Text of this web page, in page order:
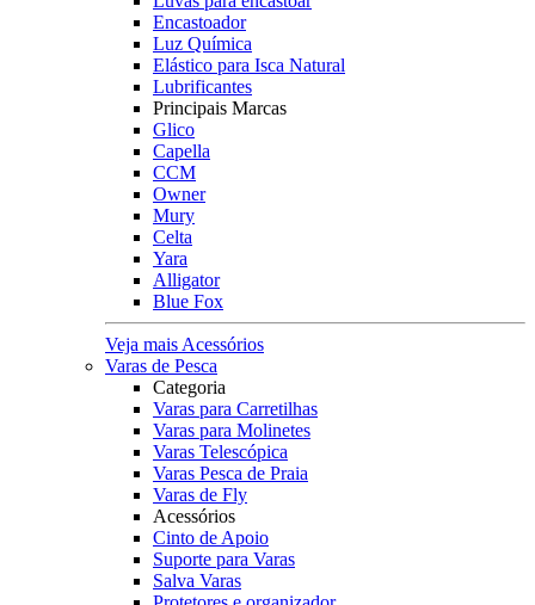
Encastoador
Luz Química
Elástico para Isca Natural
Lubrificantes
Principais Marcas
Glico
Capella
CCM
Owner
Mury
Celta
Yara
Alligator
Blue Fox
Veja mais Acessórios
Varas de Pesca
Categoria
Varas para Carretilhas
Varas para Molinetes
Varas Telescópica
Varas Pesca de Praia
Varas de Fly
Acessórios
Cinto de Apoio
Suporte para Varas
Salva Varas